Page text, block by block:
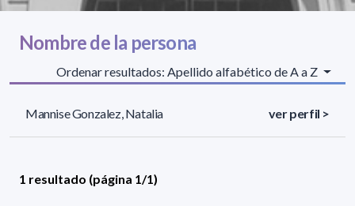
Nombre de la persona
Ordenar resultados: Apellido alfabético de A a Z
Mannise Gonzalez, Natalia ver perfil >
1 resultado (página 1/1)